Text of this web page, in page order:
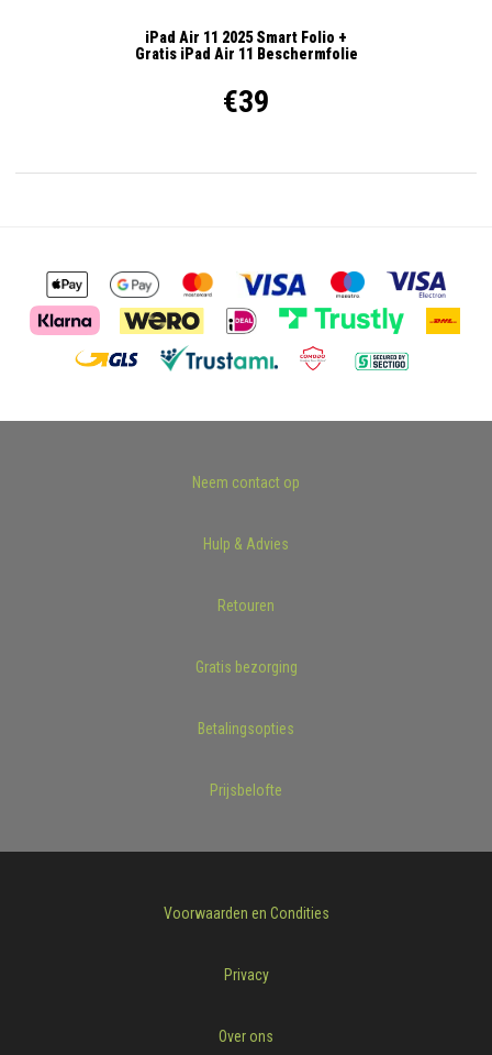
iPad Air 11 2025 Smart Folio +
Gratis iPad Air 11 Beschermfolie
€39
Neem contact op
Hulp & Advies
Retouren
Gratis bezorging
Betalingsopties
Prijsbelofte
Voorwaarden en Condities
Privacy
Over ons